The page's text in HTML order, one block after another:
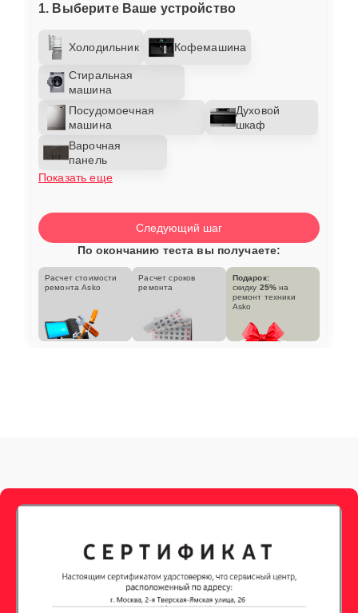
1. Выберите Ваше устройство
Холодильник Кофемашина
Стиральная
машина
Посудомоечная
машина
Духовой
шкаф
Варочная
панель
Показать еще
Следующий шаг
По окончанию теста вы получаете:
Расчет стоимости
ремонта Asko
Расчет сроков
ремонта
Подарок:
скидку 25% на
ремонт техники
Asko